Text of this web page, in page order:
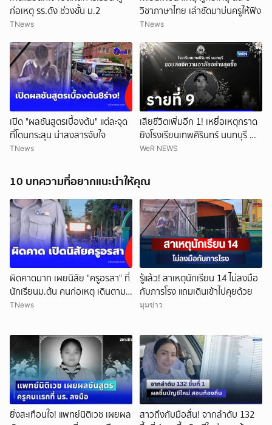
ก่อเหตุ รร.ดัง ช่วงชั้น ม.2
TNews
วิชาภาษาไทย เล่าชัดมาบ่นครูให้ฟัง
TNews
เปิด "ผลชันสูตรเบื้องต้น" แต่ละจุด
ที่โดนกระสุน น่าสงสารจับใจ
TNews
เสียชีวิตเพิ่มอีก 1! เหยื่อเหตุกราด
ยิงโรงเรียนเทพศิรินทร์ นนทบุรี ทำ
ยอดเสียชีวิตสะสมรวมเป็น 9 ราย
WeR NEWS
10 บทความที่อยากแนะนำให้คุณ
ผิดคาดมาก เผยนิสัย "ครูอรสา" ที่
นักเรียนม.ต้น คนก่อเหตุ เดินตาม
หา
TNews
รู้แล้ว! สาเหตุนักเรียน 14 ไม่ลงมือ
กับภารโรง แถมเดินเข้าไปคุยด้วย
มุมข่าว
ยิ่งสะเทือนใจ! แพทย์นิติเวช เผยผล
สาวถึงกับมือสั่น! จากลำดับ 132